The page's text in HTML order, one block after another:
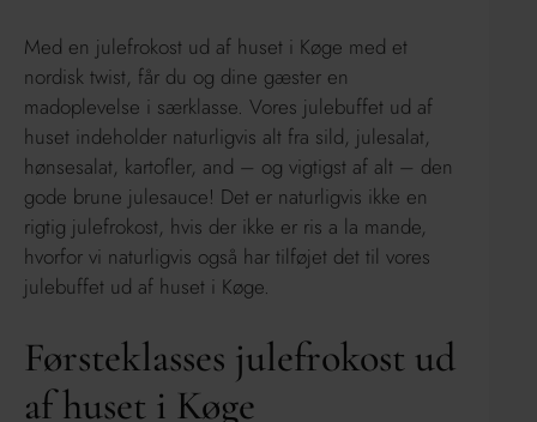
Med en julefrokost ud af huset i Køge med et
nordisk twist, får du og dine gæster en
madoplevelse i særklasse. Vores julebuffet ud af
huset indeholder naturligvis alt fra sild, julesalat,
hønsesalat, kartofler, and – og vigtigst af alt – den
gode brune julesauce! Det er naturligvis ikke en
rigtig julefrokost, hvis der ikke er ris a la mande,
hvorfor vi naturligvis også har tilføjet det til vores
julebuffet ud af huset i Køge.
Førsteklasses julefrokost ud
af huset i Køge